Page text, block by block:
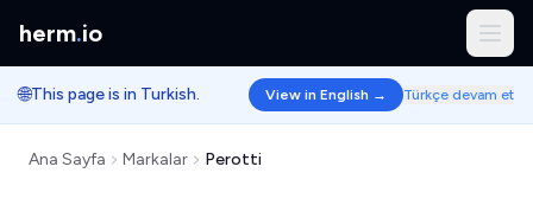
herm.io
🌐This page is in Turkish. View in English → Türkçe devam et
Ana Sayfa Markalar Perotti